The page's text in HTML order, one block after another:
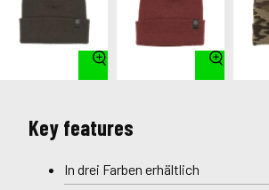
Key features
In drei Farben erhältlich